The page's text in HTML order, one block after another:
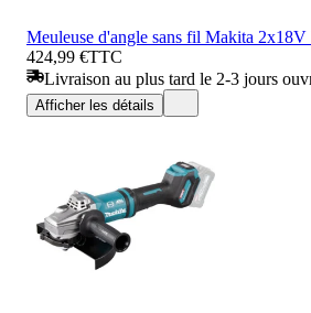
Meuleuse d'angle sans fil Makita
424,99 €TTC
Livraison au plus tard le 2-3 jours
Afficher les détails